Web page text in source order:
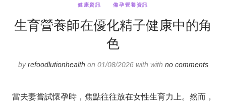
健康資訊 備孕營養資訊
生育營養師在優化精子健康中的角
色
byrefoodlutionhealth on 01/08/2026 with with no comments
當夫妻嘗試懷孕時，焦點往往放在女性生育力上。然而，